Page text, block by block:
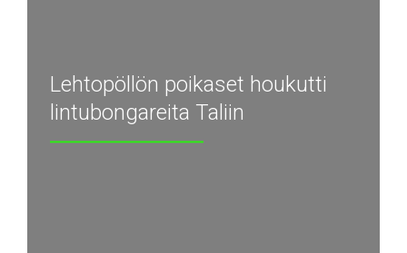
Lehtopöllön poikaset houkutti
lintubongareita Taliin